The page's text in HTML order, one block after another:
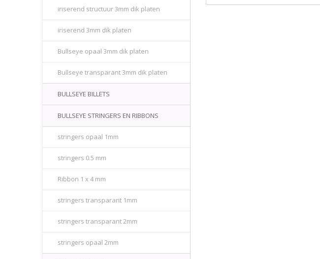
iriserend structuur 3mm dik platen
iriserend 3mm dik platen
Bullseye opaal 3mm dik platen
Bullseye transparant 3mm dik platen
BULLSEYE BILLETS
BULLSEYE STRINGERS EN RIBBONS
stringers opaal 1mm
stringers 0.5 mm
Ribbon 1 x 4 mm
stringers transparant 1mm
stringers transparant 2mm
stringers opaal 2mm